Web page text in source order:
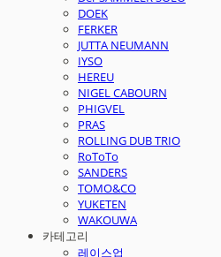
DOEK
FERKER
JUTTA NEUMANN
IYSO
HEREU
NIGEL CABOURN
PHIGVEL
PRAS
ROLLING DUB TRIO
RoToTo
SANDERS
TOMO&CO
YUKETEN
WAKOUWA
카테고리
레이스업